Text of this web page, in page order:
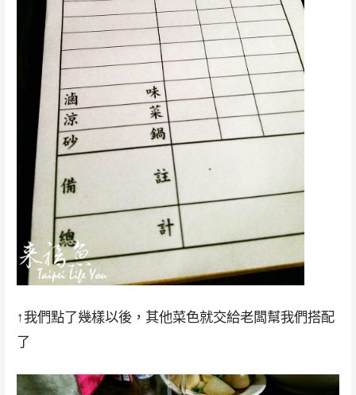
↑我們點了幾樣以後，其他菜色就交給老闆幫我們搭配
了